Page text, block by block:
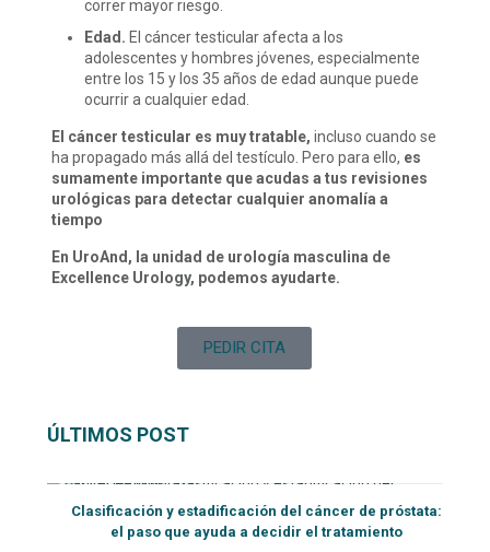
correr mayor riesgo.
Edad. El cáncer testicular afecta a los
adolescentes y hombres jóvenes, especialmente
entre los 15 y los 35 años de edad aunque puede
ocurrir a cualquier edad.
El cáncer testicular es muy tratable, incluso cuando se
ha propagado más allá del testículo. Pero para ello, es
sumamente importante que acudas a tus revisiones
urológicas para detectar cualquier anomalía a
tiempo
En UroAnd, la unidad de urología masculina de
Excellence Urology, podemos ayudarte.
PEDIR CITA
ÚLTIMOS POST
Clasificación y estadificación del cáncer de próstata:
el paso que ayuda a decidir el tratamiento